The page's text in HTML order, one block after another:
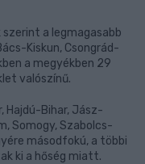
a legmagasabb
Kiskun, Csongrád-
a megyékben 29
valószínű.
Hajdú-Bihar, Jász-
Somogy, Szabolcs-
másodfokú, a többi
ki a hőség miatt.